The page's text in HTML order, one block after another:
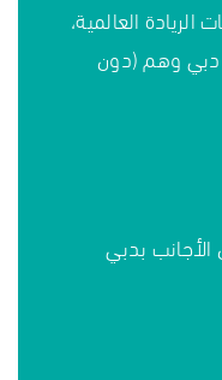
الريادة العالمية،
دبي وهم (دون
الأجانب بدبي